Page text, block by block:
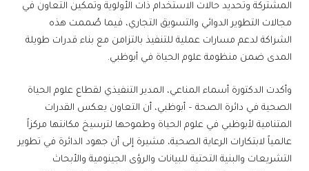
المشتركة وتحديد حالات الاستخدام ذات الأولوية وتمكين التعاون في
مجالات التطوير الدوائي والتسويق التجاري، فيما صُممت هذه
الشراكة لدعم مسارات عملية للتنفيذ بالتزامن مع بناء قدرات طويلة
المدى ضمن منظومة علوم الحياة في أبوظبي.
وأكدت الدكتورة أسماء المناعي، المدير التنفيذي لقطاع علوم الحياة
الصحية في دائرة الصحة – أبوظبي، أن التعاون يعكس القدرات
المتنامية لأبوظبي في علوم الحياة وطموحها لترسيخ مكانتها مركزاً
عالمياً لابتكارات الرعاية الصحية، مشيرة إلى أن جهود الدائرة في تطوير
التشريعات والبنية التحتية للبيانات والرؤى الجينومية والأبحاث